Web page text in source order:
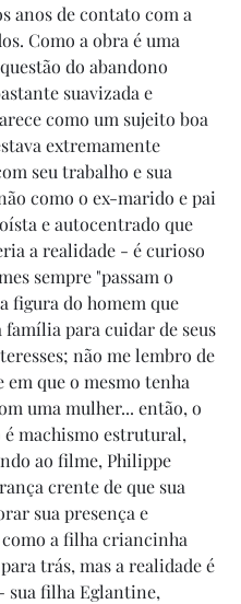
anos de contato com a
Como a obra é uma
do abandono
suavizada e
como um sujeito boa
extremamente
seu trabalho e sua
como o ex-marido e pai
e autocentrado que
a realidade - é curioso
sempre "passam o
figura do homem que
família para cuidar de seus
não me lembro de
que o mesmo tenha
uma mulher... então, o
é machismo estrutural,
ao filme, Philippe
crente de que sua
sua presença e
a filha criancinha
trás, mas a realidade é
sua filha Eglantine,